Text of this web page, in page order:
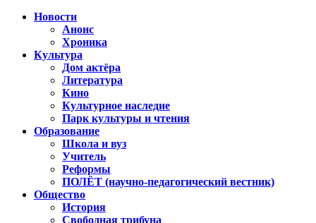
Новости
Анонс
Хроника
Культура
Дом актёра
Литература
Кино
Культурное наследие
Парк культуры и чтения
Образование
Школа и вуз
Учитель
Реформы
ПОЛЁТ (научно-педагогический вестник)
Общество
История
Свободная трибуна